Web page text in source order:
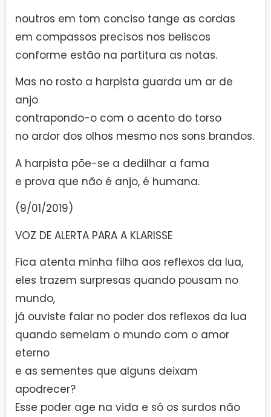
noutros em tom conciso tange as cordas
em compassos precisos nos beliscos
conforme estão na partitura as notas.
Mas no rosto a harpista guarda um ar de
anjo
contrapondo-o com o acento do torso
no ardor dos olhos mesmo nos sons brandos.
A harpista põe-se a dedilhar a fama
e prova que não é anjo, é humana.
(9/01/2019)
VOZ DE ALERTA PARA A KLARISSE
Fica atenta minha filha aos reflexos da lua,
eles trazem surpresas quando pousam no
mundo,
já ouviste falar no poder dos reflexos da lua
quando semeiam o mundo com o amor
eterno
e as sementes que alguns deixam
apodrecer?
Esse poder age na vida e só os surdos não